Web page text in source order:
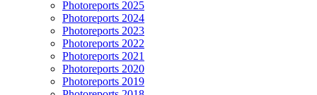
Photoreports 2025
Photoreports 2024
Photoreports 2023
Photoreports 2022
Photoreports 2021
Photoreports 2020
Photoreports 2019